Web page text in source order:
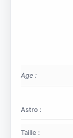
Age :
Astro :
Taille :